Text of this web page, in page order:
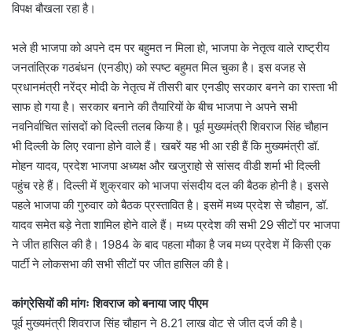
विपक्ष बौखला रहा है।
भले ही भाजपा को अपने दम पर बहुमत न मिला हो, भाजपा के नेतृत्व वाले राष्ट्रीय
जनतांत्रिक गठबंधन (एनडीए) को स्पष्ट बहुमत मिल चुका है। इस वजह से
प्रधानमंत्री नरेंद्र मोदी के नेतृत्व में तीसरी बार एनडीए सरकार बनने का रास्ता भी
साफ हो गया है। सरकार बनाने की तैयारियों के बीच भाजपा ने अपने सभी
नवनिर्वाचित सांसदों को दिल्ली तलब किया है। पूर्व मुख्यमंत्री शिवराज सिंह चौहान
भी दिल्ली के लिए रवाना होने वाले हैं। खबरें यह भी आ रही हैं कि मुख्यमंत्री डॉ.
मोहन यादव, प्रदेश भाजपा अध्यक्ष और खजुराहो से सांसद वीडी शर्मा भी दिल्ली
पहुंच रहे हैं। दिल्ली में शुक्रवार को भाजपा संसदीय दल की बैठक होनी है। इससे
पहले भाजपा की गुरुवार को बैठक प्रस्तावित है। इसमें मध्य प्रदेश से चौहान, डॉ.
यादव समेत बड़े नेता शामिल होने वाले हैं। मध्य प्रदेश की सभी 29 सीटों पर भाजपा
ने जीत हासिल की है। 1984 के बाद पहला मौका है जब मध्य प्रदेश में किसी एक
पार्टी ने लोकसभा की सभी सीटों पर जीत हासिल की है।
कांग्रेसियों की मांगः शिवराज को बनाया जाए पीएम
पूर्व मुख्यमंत्री शिवराज सिंह चौहान ने 8.21 लाख वोट से जीत दर्ज की है।